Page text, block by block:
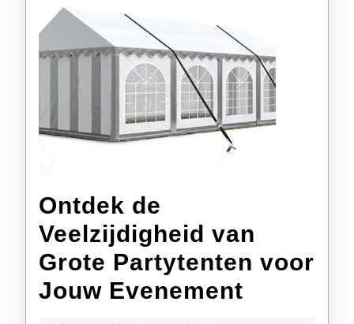
Ontdek de
Veelzijdigheid van
Grote Partytenten voor
Jouw Evenement